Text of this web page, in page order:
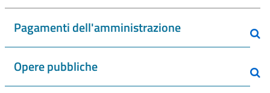
Pagamenti dell'amministrazione
Opere pubbliche